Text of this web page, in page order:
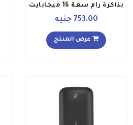
بذاكرة رام سعة 16 ميجابايت
يدعم تقنية 2G، رمادي
753.00 جنيه
عرض المنتج